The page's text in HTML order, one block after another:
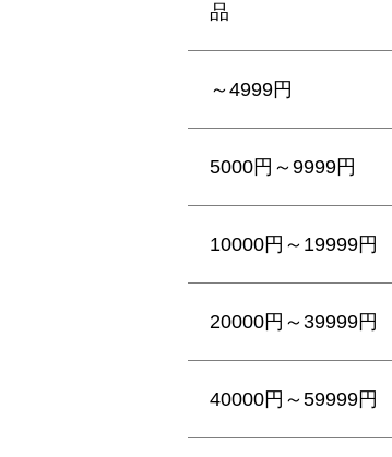
品
～4999円
5000円～9999円
10000円～19999円
20000円～39999円
40000円～59999円